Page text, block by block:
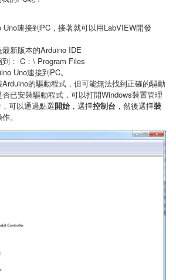
連接到PC，接著就可以用LabVIEW開發
新版本的Arduino IDE
： C：\ Program Files
Uno連接到PC。
的驅動程式，但可能無法找到正確的驅動
已安裝驅動程式，可以打開Windows裝置管理
可以通過點選開始 ，選擇控制台 ，然後選擇裝
。